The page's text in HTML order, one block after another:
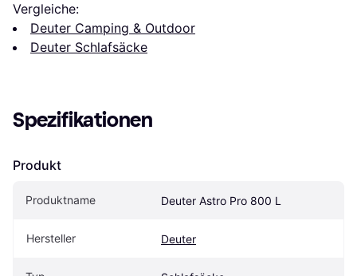
Vergleiche:
Deuter Camping & Outdoor
Deuter Schlafsäcke
Spezifikationen
Produkt
Produktname Deuter Astro Pro 800 L
Hersteller Deuter